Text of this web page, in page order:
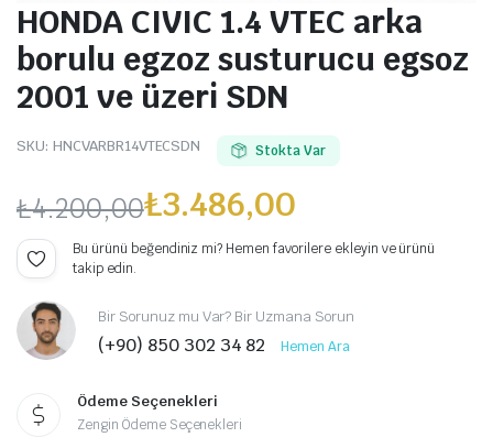
HONDA CIVIC 1.4 VTEC arka
borulu egzoz susturucu egsoz
2001 ve üzeri SDN
SKU: HNCVARBR14VTECSDN Stokta Var
₺4.200,00
Orijinal
fiyat:
₺4.200,00.
₺3.486,00
Şu
andaki
fiyat:
₺3.486,00.
Bu ürünü beğendiniz mi? Hemen favorilere ekleyin ve ürünü
takip edin.
Bir Sorunuz mu Var? Bir Uzmana Sorun
(+90) 850 302 34 82 Hemen Ara
Ödeme Seçenekleri
Zengin Ödeme Seçenekleri